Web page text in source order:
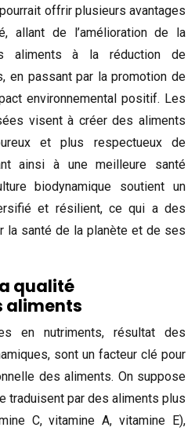
offrir plusieurs avantages
allant de l’amélioration de la
aliments à la réduction de
en passant par la promotion de
environnemental positif. Les
visent à créer des aliments
et plus respectueux de
ainsi à une meilleure santé
biodynamique soutient un
et résilient, ce qui a des
la santé de la planète et de ses
qualité
aliments
en nutriments, résultat des
sont un facteur clé pour
des aliments. On suppose
traduisent par des aliments plus
C, vitamine A, vitamine E),